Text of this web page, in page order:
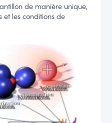
de manière unique,
et les conditions de